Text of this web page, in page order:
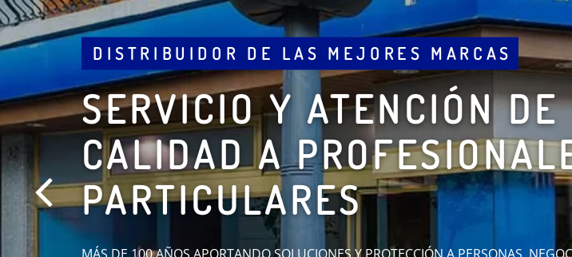
MAQUINARIA PARA LA CONSTRUCCIÓN
AVANT MINICARGADORAS
LAS MINICARGADORAS MÁS FUNCIONALES DEL MUNDO